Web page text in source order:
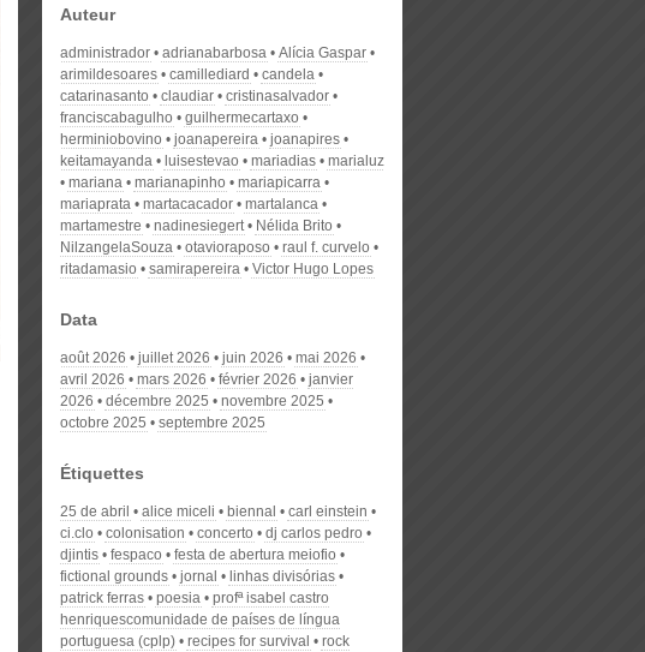
Auteur
administrador adrianabarbosa
Alícia Gaspar
arimildesoares
camillediard
candela
catarinasanto
claudiar
cristinasalvador
franciscabagulho
guilhermecartaxo
herminiobovino
joanapereira
joanapires
keitamayanda
luisestevao mariadias
marialuz
mariana
marianapinho
mariapicarra
mariaprata
martacacador
martalanca
martamestre
nadinesiegert
Nélida Brito
NilzangelaSouza
otavioraposo
raul f. curvelo
ritadamasio
samirapereira Victor Hugo Lopes
Data
août 2026 juillet 2026 juin 2026
mai 2026
avril 2026
mars 2026 février 2026
janvier
2026
décembre 2025
novembre 2025
octobre 2025
septembre 2025
Étiquettes
25 de abril alice miceli biennal
carl einstein
ci.clo
colonisation concerto
dj carlos pedro
djintis
fespaco
festa de abertura meiofio
fictional grounds
jornal
linhas divisórias
patrick ferras
poesia
profª isabel castro
henriquescomunidade de países de língua
portuguesa (cplp)
recipes for survival
rock